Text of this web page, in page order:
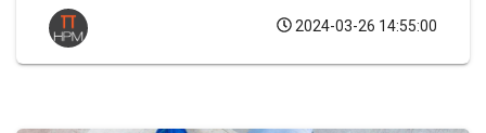
2024-03-26 14:55:00